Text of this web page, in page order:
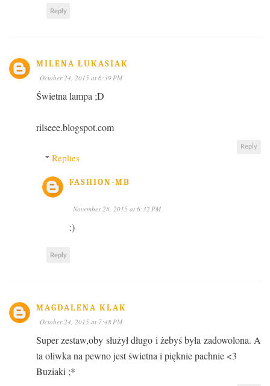
Reply
MILENA ŁUKASIAK
October 24, 2015 at 6:39 PM
Świetna lampa ;D
rilseee.blogspot.com
Reply
Replies
FASHION-MB
November 28, 2015 at 6:32 PM
:)
Reply
MAGDALENA KLAK
October 24, 2015 at 7:48 PM
Super zestaw,oby służył długo i żebyś była zadowolona. A
ta oliwka na pewno jest świetna i pięknie pachnie <3
Buziaki ;*